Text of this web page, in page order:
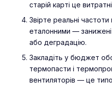
старій карті це
Звірте реальні
еталонними —
або деградацію.
Закладіть у бюджет
термопасти і
вентиляторів — це